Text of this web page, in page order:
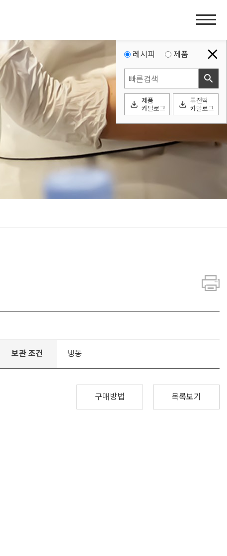
홈
이
게
이
션
레시피 제품
search
file_download 제품
카달로그
file_download 퓨전떡
카달로그
보관 조건 냉동
목록보기
구매방법